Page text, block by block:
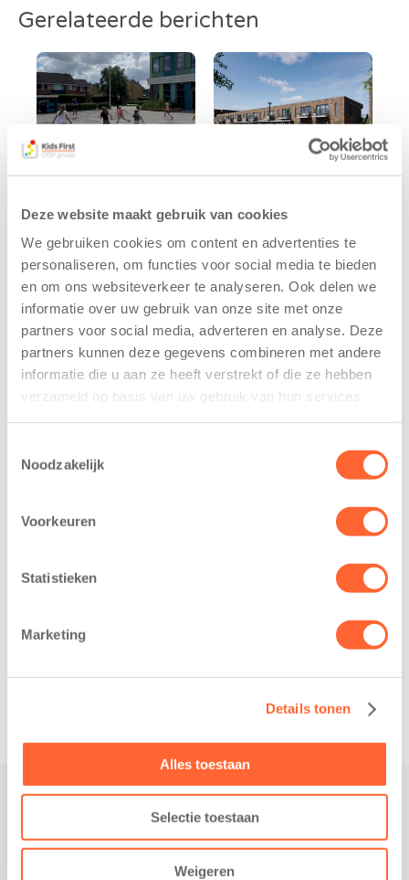
Deze website maakt gebruik van cookies
We gebruiken cookies om content en advertenties te
personaliseren, om functies voor social media te bieden
en om ons websiteverkeer te analyseren. Ook delen we
informatie over uw gebruik van onze site met onze
partners voor social media, adverteren en analyse. Deze
partners kunnen deze gegevens combineren met andere
informatie die u aan ze heeft verstrekt of die ze hebben
verzameld op basis van uw gebruik van hun services.
Noodzakelijk
Voorkeuren
Statistieken
Marketing
Details tonen
Alles toestaan
Selectie toestaan
Weigeren
Gerelateerde berichten
Kinderen BSO
De
Westerburcht
trainen alvast
voor Kids First
Mini 4 Mijl
7 augustus 2026
Eelde, 6 augustus
2026 – Kinderen
Westerburcht in
kregen een…
Kids First
tekent
koopcontract
voor nieuw
kindcentrum in
wijk Wiarda in
Leeuwarden
11 juni 2026
Leeuwarden –
belangrijke stap
de wijk Wiarda in
Leeuwarden Zuid.
Werken bij Kids First